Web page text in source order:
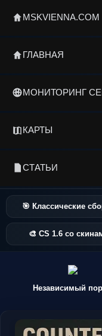
MSKVIENNA.COM
ГЛАВНАЯ
МОНИТОРИНГ
КАРТЫ
СТАТЬИ
🎯 Классические
🎨 CS 1.6 со
Независимый